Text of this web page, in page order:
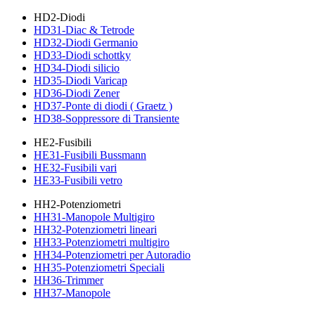
HD2-Diodi
HD31-Diac & Tetrode
HD32-Diodi Germanio
HD33-Diodi schottky
HD34-Diodi silicio
HD35-Diodi Varicap
HD36-Diodi Zener
HD37-Ponte di diodi ( Graetz )
HD38-Soppressore di Transiente
HE2-Fusibili
HE31-Fusibili Bussmann
HE32-Fusibili vari
HE33-Fusibili vetro
HH2-Potenziometri
HH31-Manopole Multigiro
HH32-Potenziometri lineari
HH33-Potenziometri multigiro
HH34-Potenziometri per Autoradio
HH35-Potenziometri Speciali
HH36-Trimmer
HH37-Manopole